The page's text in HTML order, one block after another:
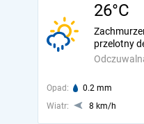
26°C
przelotny
Opad: 0.2 mm
Wiatr:
8 km/h